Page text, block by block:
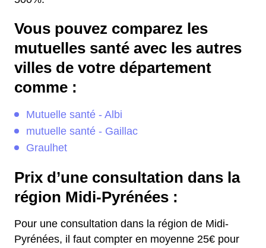
Vous pouvez comparez les
mutuelles santé avec les autres
villes de votre département
comme :
Mutuelle santé - Albi
mutuelle santé - Gaillac
Graulhet
Prix d’une consultation dans la
région Midi-Pyrénées :
Pour une consultation dans la région de Midi-
Pyrénées, il faut compter en moyenne 25€ pour